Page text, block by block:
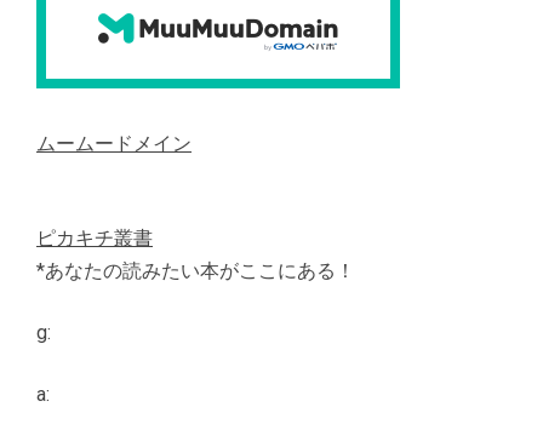
ムームードメイン
ピカキチ叢書
*あなたの読みたい本がここにある！
g:
a: